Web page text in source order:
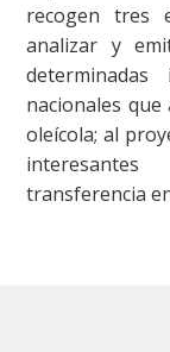
recogen tres
analizar y
nacionales
oleícola; al
transferencia